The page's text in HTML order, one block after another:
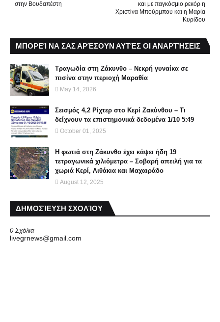
και με παγκόσμιο ρεκόρ η
Χριστίνα Μπούρμπου και η Μαρία
Κυρίδου
στην Βουδαπέστη
ΜΠΟΡΕΊ ΝΑ ΣΑΣ ΑΡΈΣΟΥΝ ΑΥΤΈΣ ΟΙ ΑΝΑΡΤΉΣΕΙΣ
Τραγωδία στη Ζάκυνθο – Νεκρή γυναίκα σε
πισίνα στην περιοχή Μαραθία
May 14, 2026
Σεισμός 4,2 Ρίχτερ στο Κερί Ζακύνθου – Τι
δείχνουν τα επιστημονικά δεδομένα 1/10 5:49
October 01, 2025
Η φωτιά στη Ζάκυνθο έχει κάψει ήδη 19
τετραγωνικά χιλιόμετρα – Σοβαρή απειλή για τα
χωριά Κερί, Λιθάκια και Μαχαιράδο
August 12, 2025
ΔΗΜΟΣΊΕΥΣΗ ΣΧΟΛΊΟΥ
0 Σχόλια
livegrnews@gmail.com